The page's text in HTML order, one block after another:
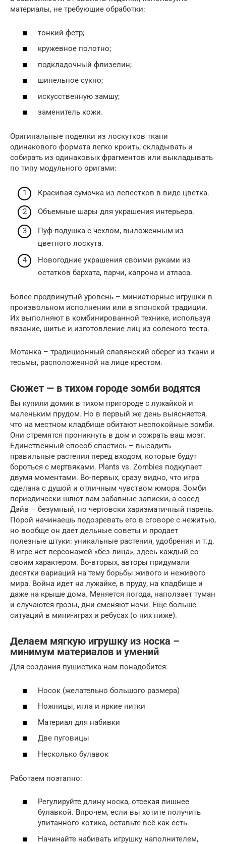
материалы, не требующие обработки:
тонкий фетр;
кружевное полотно;
подкладочный флизелин;
шинельное сукно;
искусственную замшу;
заменитель кожи.
Оригинальные поделки из лоскутков ткани
одинакового формата легко кроить, складывать и
собирать из одинаковых фрагментов или выкладывать
по типу модульного оригами:
Красивая сумочка из лепестков в виде цветка.
Объемные шары для украшения интерьера.
Пуф-подушка с чехлом, выложенным из
цветного лоскута.
Новогодние украшения своими руками из
остатков бархата, парчи, капрона и атласа.
Более продвинутый уровень – миниатюрные игрушки в
произвольном исполнении или в японской традиции.
Их выполняют в комбинированной технике, используя
вязание, шитье и изготовление лиц из соленого теста.
Мотанка – традиционный славянский оберег из ткани и
тесьмы, расположенной на лице крестом.
Сюжет — в тихом городе зомби водятся
Вы купили домик в тихом пригороде с лужайкой и
маленьким прудом. Но в первый же день выясняется,
что на местном кладбище обитают неспокойные зомби.
Они стремятся проникнуть в дом и сожрать ваш мозг.
Единственный способ спастись – высадить
правильные растения перед входом, которые будут
бороться с мертвяками. Plants vs. Zombies подкупает
двумя моментами. Во-первых, сразу видно, что игра
сделана с душой и отличным чувством юмора. Зомби
периодически шлют вам забавные записки, а сосед
Дэйв – безумный, но чертовски харизматичный парень.
Порой начинаешь подозревать его в сговоре с нежитью,
но вообще он дает дельные советы и продает
полезные штуки: уникальные растения, удобрения и т.д.
В игре нет персонажей «без лица», здесь каждый со
своим характером. Во-вторых, авторы придумали
десятки вариаций на тему борьбы живого и неживого
мира. Война идет на лужайке, в пруду, на кладбище и
даже на крыше дома. Меняется погода, наползает туман
и случаются грозы, дни сменяют ночи. Еще больше
ситуаций в мини-играх и ребусах (о них ниже).
Делаем мягкую игрушку из носка –
минимум материалов и умений
Для создания пушистика нам понадобится:
Носок (желательно большого размера)
Ножницы, игла и яркие нитки
Материал для набивки
Две пуговицы
Несколько булавок
Работаем поэтапно:
Регулируйте длину носка, отсекая лишнее
булавкой. Впрочем, если вы хотите получить
упитанного котика, оставьте всё как есть.
Начинайте набивать игрушку наполнителем,